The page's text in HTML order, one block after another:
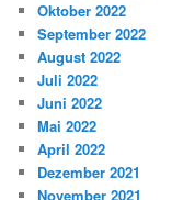
Oktober 2022
September 2022
August 2022
Juli 2022
Juni 2022
Mai 2022
April 2022
Dezember 2021
November 2021